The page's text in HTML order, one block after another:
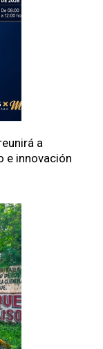
a
e innovación